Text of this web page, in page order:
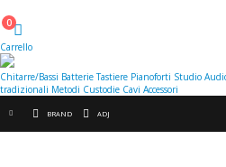
Cart
0
Carrello
Chitarre/Bassi Batterie Tastiere Pianoforti Studio
tradizionali Metodi Custodie Cavi Accessori
BRAND ADJ